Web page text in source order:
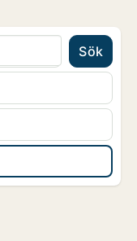
Sök